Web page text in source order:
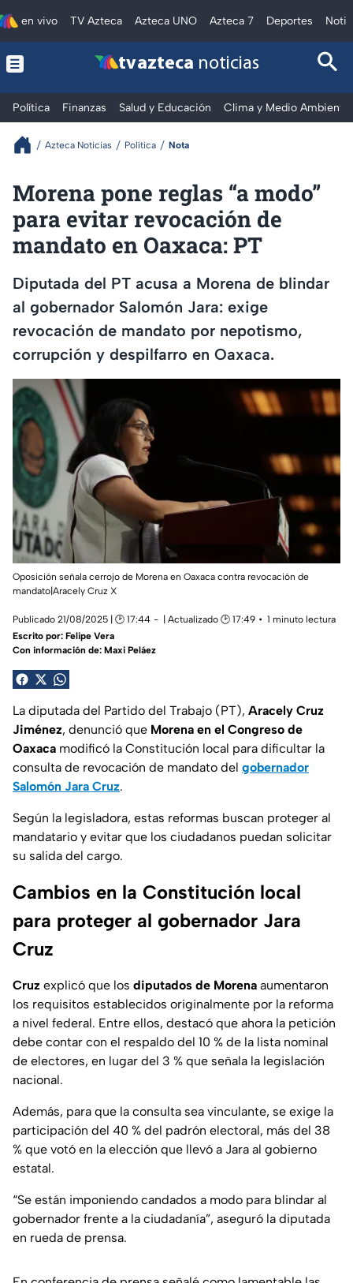
en vivo TV Azteca Azteca UNO Azteca 7 Deportes
tv azteca noticias
Política Finanzas Salud y Educación Clima y Medio Ambiente
Azteca Noticias Política Nota
Morena pone reglas “a modo”
para evitar revocación de
mandato en Oaxaca: PT
Diputada del PT acusa a Morena de blindar
al gobernador Salomón Jara: exige
revocación de mandato por nepotismo,
corrupción y despilfarro en Oaxaca.
Oposición señala cerrojo de Morena en Oaxaca contra revocación de
mandato|Aracely Cruz X
Publicado 21/08/2025 | 🕑 17:44 | Actualizado 🕑 17:49
1 minuto lectura
Escrito por: Felipe Vera
Con información de: Maxi Peláez
La diputada del Partido del Trabajo (PT), Aracely Cruz
Jiménez, denunció que Morena en el Congreso de
Oaxaca modificó la Constitución local para dificultar la
consulta de revocación de mandato del gobernador
Salomón Jara Cruz.
Según la legisladora, estas reformas buscan proteger al
mandatario y evitar que los ciudadanos puedan solicitar
su salida del cargo.
Cambios en la Constitución local
para proteger al gobernador Jara
Cruz
Cruz explicó que los diputados de Morena aumentaron
los requisitos establecidos originalmente por la reforma
a nivel federal. Entre ellos, destacó que ahora la petición
debe contar con el respaldo del 10 % de la lista nominal
de electores, en lugar del 3 % que señala la legislación
nacional.
Además, para que la consulta sea vinculante, se exige la
participación del 40 % del padrón electoral, más del 38
% que votó en la elección que llevó a Jara al gobierno
estatal.
“Se están imponiendo candados a modo para blindar al
gobernador frente a la ciudadanía”, aseguró la diputada
en rueda de prensa.